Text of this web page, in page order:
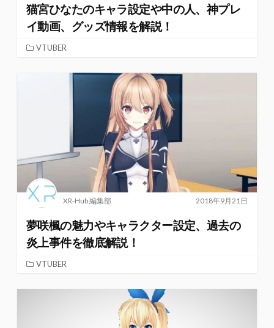
猫宮ひなたのキャラ設定や中の人、神プレ
イ動画、グッズ情報を解説！
VTUBER
2018年9月21日
XR-Hub 編集部
夢咲楓の魅力やキャラクター設定、過去の
炎上事件を徹底解説！
VTUBER